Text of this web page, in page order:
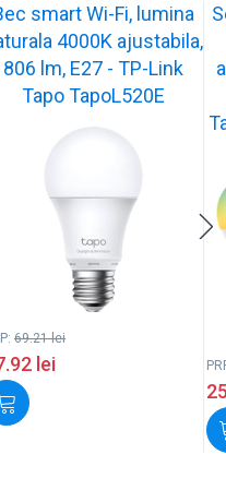
smart Wi-Fi, lumina
4000K ajustabila,
806 lm, E27 - TP-Link
Tapo TapoL520E
69.21lei
lei